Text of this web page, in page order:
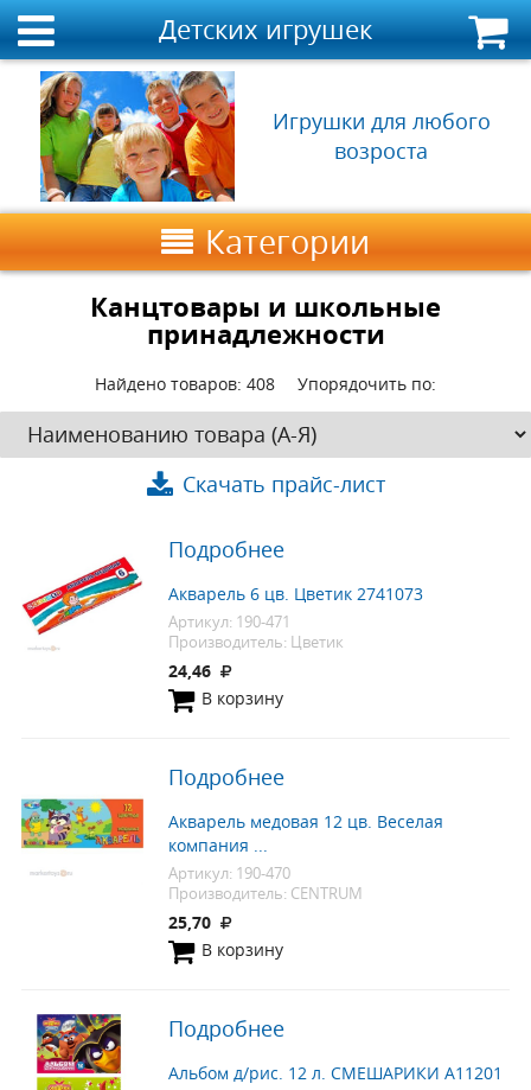
Детских игрушек
Игрушки для любого
возроста
Категории
Канцтовары и школьные
принадлежности
Найдено товаров: 408 Упорядочить по:
Скачать прайс-лист
Подробнее
Акварель 6 цв. Цветик 2741073
Артикул: 190-471
Производитель: Цветик
24,46
В корзину
Подробнее
Акварель медовая 12 цв. Веселая
компания ...
Артикул: 190-470
Производитель: CENTRUM
25,70
В корзину
Подробнее
Альбом д/рис. 12 л. СМЕШАРИКИ А11201